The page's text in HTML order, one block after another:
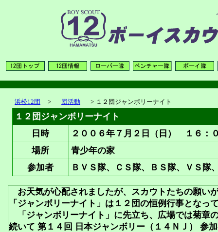
浜松12団 > 団活動 > １２団ジャンボリーナイト
１２団ジャンボリーナイト
日時
２００６年７月２日（日） １６：
場所
青少年の家
参加者
ＢＶＳ隊、ＣＳ隊、ＢＳ隊、ＶＳ隊
お天気が心配されましたが、スカウトたちの願い
「ジャンボリーナイト」は１２団の恒例行事となっ
「ジャンボリーナイト」に先立ち、広場では菊章
続いて 第１４回 日本ジャンボリー（１４ＮＪ） 参